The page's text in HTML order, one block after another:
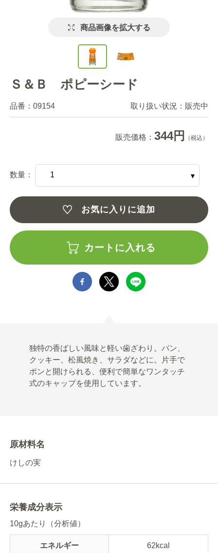
商品画像を拡大する
Ｓ＆Ｂ ポピーシード
品番： 09154 取り扱い状況： 販売中
販売価格： 344円 （税込）
数量：
お気に入りに追加
カートに入れる
独特の香ばしい風味と軽い歯ざわり。パン、
クッキー、松風焼き、サラダなどに。片手で
ポンと開けられる、便利で簡単なワンタッチ
式のキャップを使用しています。
原材料名
けしの実
栄養成分表示
10gあたり（分析値）
エネルギー 62kcal